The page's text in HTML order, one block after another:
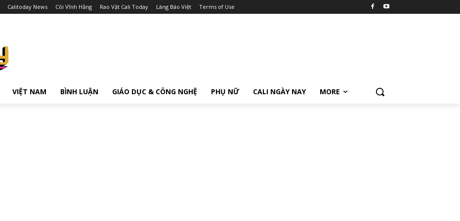
Calitoday News Cõi Vĩnh Hằng Rao Vặt Cali Today Làng Báo Việt Terms of Use
VIỆT NAM BÌNH LUẬN GIÁO DỤC & CÔNG NGHỆ PHỤ NỮ CALI NGÀY NAY MORE